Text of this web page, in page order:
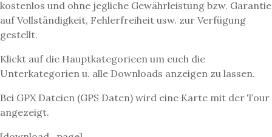
kostenlos und ohne jegliche Gewährleistung bzw. Garantie
auf Vollständigkeit, Fehlerfreiheit usw. zur Verfügung
gestellt.
Klickt auf die Hauptkategorieen um euch die
Unterkategorien u. alle Downloads anzeigen zu lassen.
Bei GPX Dateien (GPS Daten) wird eine Karte mit der Tour
angezeigt.